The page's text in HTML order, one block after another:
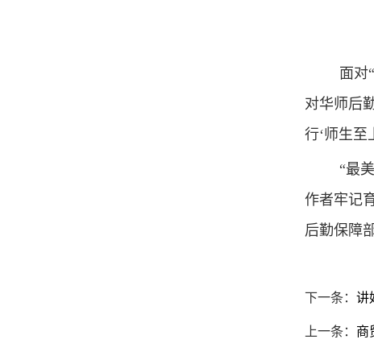
面对
对华师后
行‘师生
“最
作者牢记
后勤保障
下一条：讲
上一条： 商